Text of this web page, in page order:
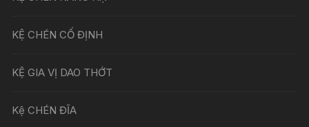
KỆ CHÉN CỐ ĐỊNH
KỆ GIA VỊ DAO THỚT
Kệ CHÉN ĐĨA